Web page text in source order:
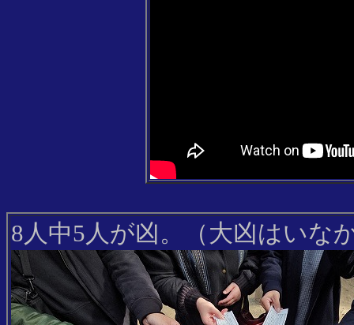
8人中5人が凶。（大凶はいな